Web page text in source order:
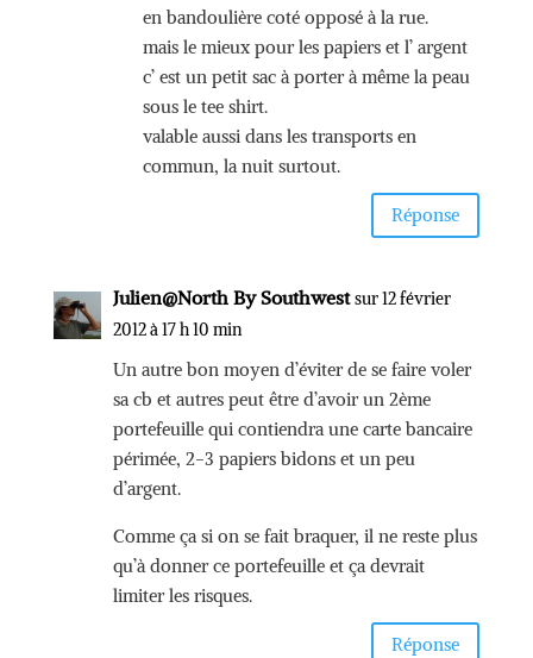
en bandoulière coté opposé à la rue.
mais le mieux pour les papiers et l’ argent
c’ est un petit sac à porter à même la peau
sous le tee shirt.
valable aussi dans les transports en
commun, la nuit surtout.
Réponse
Julien@North By Southwest sur 12 février
2012 à 17 h 10 min
Un autre bon moyen d’éviter de se faire voler
sa cb et autres peut être d’avoir un 2ème
portefeuille qui contiendra une carte bancaire
périmée, 2-3 papiers bidons et un peu
d’argent.
Comme ça si on se fait braquer, il ne reste plus
qu’à donner ce portefeuille et ça devrait
limiter les risques.
Réponse